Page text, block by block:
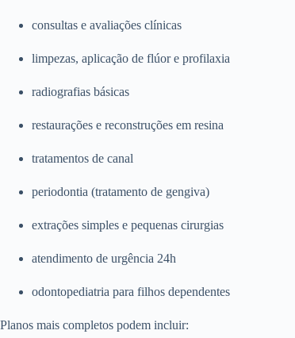
consultas e avaliações clínicas
limpezas, aplicação de flúor e profilaxia
radiografias básicas
restaurações e reconstruções em resina
tratamentos de canal
periodontia (tratamento de gengiva)
extrações simples e pequenas cirurgias
atendimento de urgência 24h
odontopediatria para filhos dependentes
Planos mais completos podem incluir: